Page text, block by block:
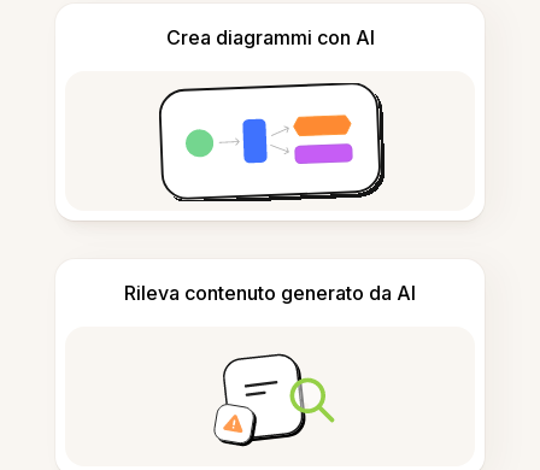
Crea diagrammi con AI
Rileva contenuto generato da AI